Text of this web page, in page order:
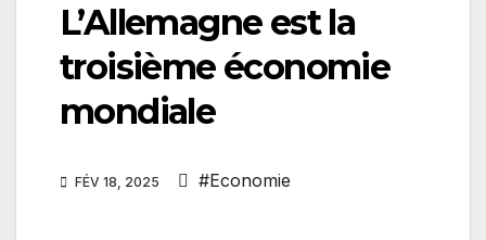
L’Allemagne est la
troisième économie
mondiale
FÉV 18, 2025 #Economie